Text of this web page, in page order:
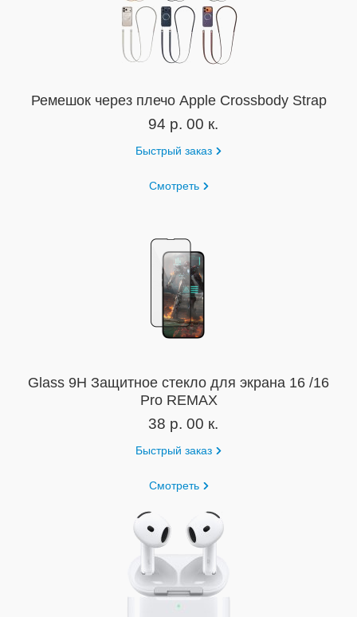
Ремешок через плечо Apple Crossbody Strap
94 р. 00 к.
Быстрый заказ
Смотреть
Glass 9H Защитное стекло для экрана 16 /16
Pro REMAX
38 р. 00 к.
Быстрый заказ
Смотреть